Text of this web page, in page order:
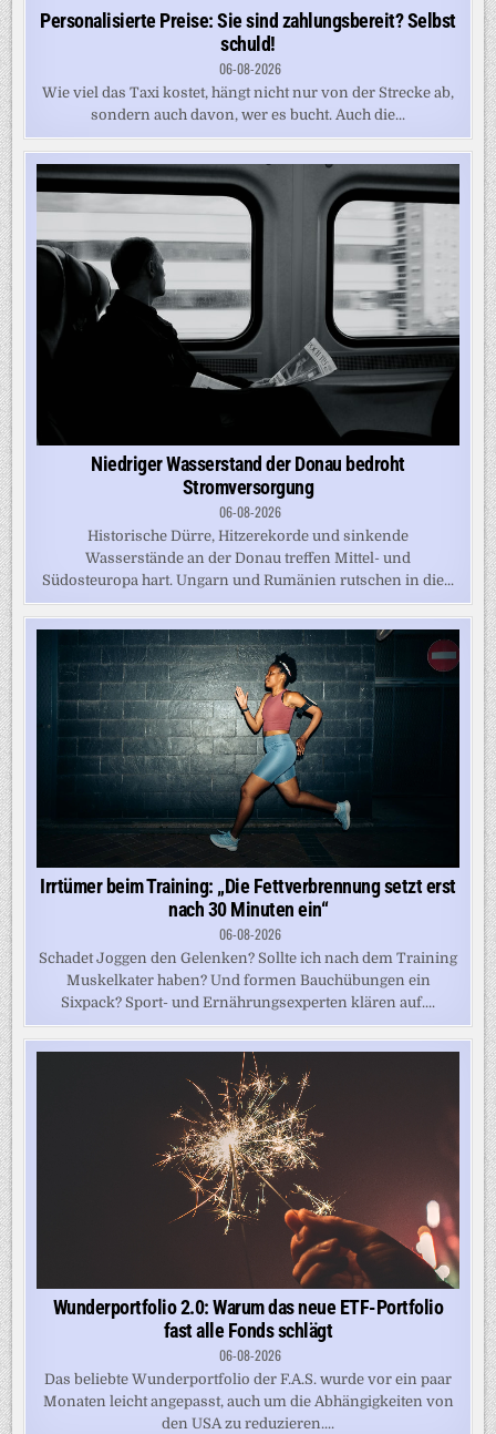
Personalisierte Preise: Sie sind zahlungsbereit? Selbst
schuld!
06-08-2026
Wie viel das Taxi kostet, hängt nicht nur von der Strecke ab,
sondern auch davon, wer es bucht. Auch die...
Niedriger Wasserstand der Donau bedroht
Stromversorgung
06-08-2026
Historische Dürre, Hitzerekorde und sinkende
Wasserstände an der Donau treffen Mittel- und
Südosteuropa hart. Ungarn und Rumänien rutschen in die...
Irrtümer beim Training: „Die Fettverbrennung setzt erst
nach 30 Minuten ein“
06-08-2026
Schadet Joggen den Gelenken? Sollte ich nach dem Training
Muskelkater haben? Und formen Bauchübungen ein
Sixpack? Sport- und Ernährungsexperten klären auf....
Wunderportfolio 2.0: Warum das neue ETF-Portfolio
fast alle Fonds schlägt
06-08-2026
Das beliebte Wunderportfolio der F.A.S. wurde vor ein paar
Monaten leicht angepasst, auch um die Abhängigkeiten von
den USA zu reduzieren....